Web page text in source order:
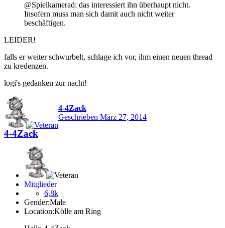
@Spielkamerad: das interessiert ihn überhaupt nicht.
Insofern muss man sich damit auch nicht weiter
beschäftigen.
LEIDER!
falls er weiter schwurbelt, schlage ich vor, ihm einen neuen thread
zu kredenzen.
logi's gedanken zur nacht!
4-4Zack
Geschrieben März 27, 2014
4-4Zack
Mitglieder
6,8k
Gender:Male
Location:Kölle am Ring